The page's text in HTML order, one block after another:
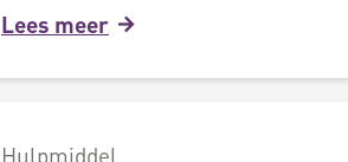
Lees meer
Hulpmiddel